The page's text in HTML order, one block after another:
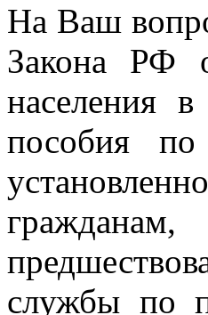
На Ваш
Закона РФ
населения
пособия по
службы по